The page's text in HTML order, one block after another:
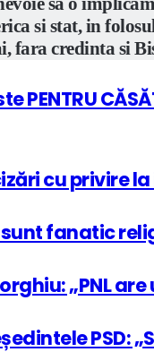
si stat, in
fara credinta si
PENTRU
cu privire
sunt fanatic
„PNL